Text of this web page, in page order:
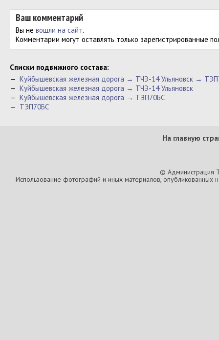
Ваш комментарий
Вы не вошли на сайт.
Комментарии могут оставлять только зарегистрированные
Cписки подвижного состава:
— Куйбышевская железная дорога → ТЧЭ-14 Ульяновск →
— Куйбышевская железная дорога → ТЧЭ-14 Ульяновск
— Куйбышевская железная дорога → ТЭП70БС
— ТЭП70БС
На главную
© Администрация
Использование фотографий и иных материалов, опубликованных